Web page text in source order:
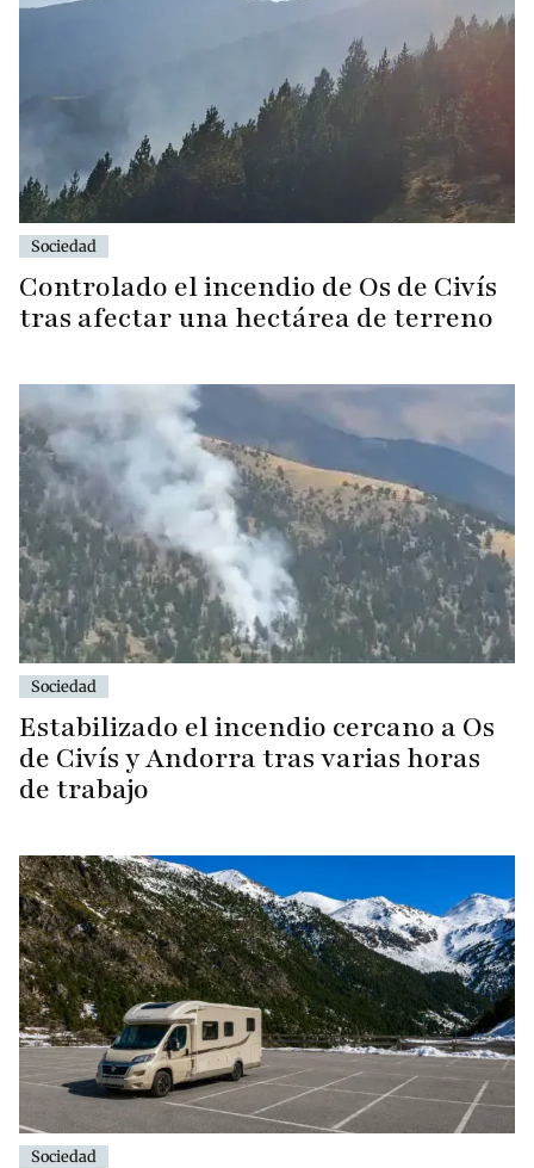
Sociedad
Controlado el incendio de Os de Civís
tras afectar una hectárea de terreno
Sociedad
Estabilizado el incendio cercano a Os
de Civís y Andorra tras varias horas
de trabajo
Sociedad